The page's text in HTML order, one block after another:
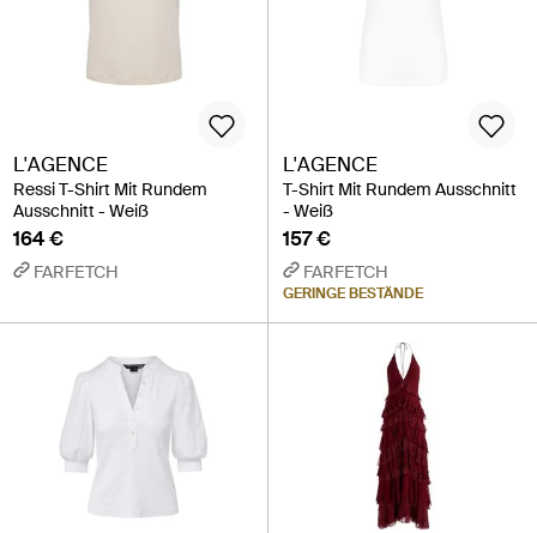
L'AGENCE
Ressi T-Shirt Mit Rundem
Ausschnitt - Weiß
164 €
FARFETCH
L'AGENCE
T-Shirt Mit Rundem Ausschnitt
- Weiß
157 €
FARFETCH
GERINGE BESTÄNDE